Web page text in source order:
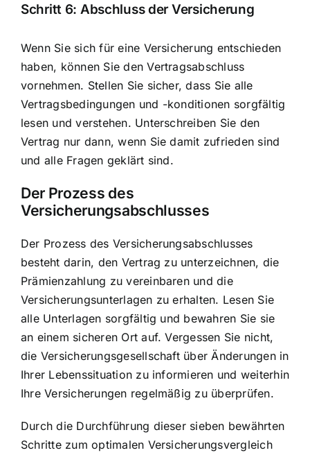
Schritt 6: Abschluss der Versicherung
Wenn Sie sich für eine Versicherung entschieden
haben, können Sie den Vertragsabschluss
vornehmen. Stellen Sie sicher, dass Sie alle
Vertragsbedingungen und -konditionen sorgfältig
lesen und verstehen. Unterschreiben Sie den
Vertrag nur dann, wenn Sie damit zufrieden sind
und alle Fragen geklärt sind.
Der Prozess des
Versicherungsabschlusses
Der Prozess des Versicherungsabschlusses
besteht darin, den Vertrag zu unterzeichnen, die
Prämienzahlung zu vereinbaren und die
Versicherungsunterlagen zu erhalten. Lesen Sie
alle Unterlagen sorgfältig und bewahren Sie sie
an einem sicheren Ort auf. Vergessen Sie nicht,
die Versicherungsgesellschaft über Änderungen in
Ihrer Lebenssituation zu informieren und weiterhin
Ihre Versicherungen regelmäßig zu überprüfen.
Durch die Durchführung dieser sieben bewährten
Schritte zum optimalen Versicherungsvergleich